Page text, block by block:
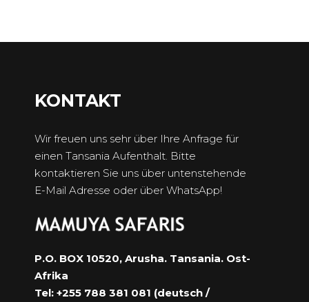
KONTAKT
Wir freuen uns sehr über Ihre Anfrage für
einen Tansania Aufenthalt. Bitte
kontaktieren Sie uns über untenstehende
E-Mail Adresse oder über WhatsApp!
P.O. BOX 10520, Arusha. Tansania. Ost-
Afrika
Tel: +255 788 381 081 (deutsch /